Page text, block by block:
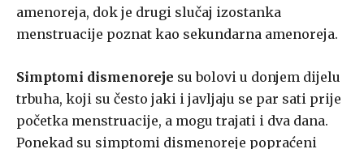
amenoreja, dok je drugi slučaj izostanka
menstruacije poznat kao sekundarna amenoreja.
Simptomi dismenoreje su bolovi u donjem dijelu
trbuha, koji su često jaki i javljaju se par sati prije
početka menstruacije, a mogu trajati i dva dana.
Ponekad su simptomi dismenoreje popraćeni